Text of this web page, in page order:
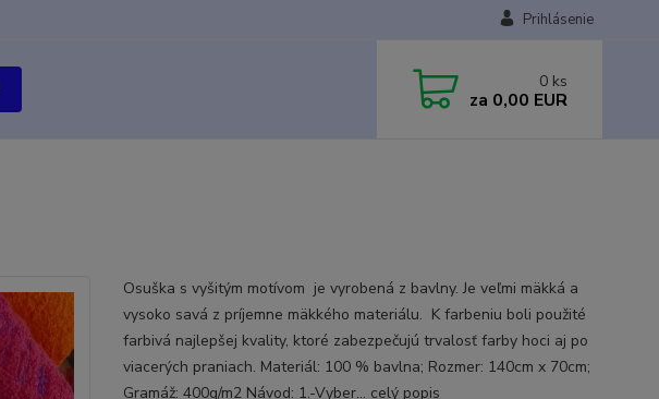
Prihlásenie
0 ks
za 0,00 EUR
Osuška s vyšitým motívom je vyrobená z bavlny. Je veľmi mäkká a
vysoko savá z príjemne mäkkého materiálu. K farbeniu boli použité
farbivá najlepšej kvality, ktoré zabezpečujú trvalosť farby hoci aj po
viacerých praniach. Materiál: 100 % bavlna; Rozmer: 140cm x 70cm;
Gramáž: 400g/m2 Návod: 1.-Vyber... celý popis